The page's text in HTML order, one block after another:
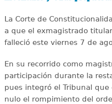
La Corte de
a que el exmagistrado
falleció este viernes 7 de
En su recorrido como
participación durante la
pues integró el Tribunal
nulo el rompimiento del